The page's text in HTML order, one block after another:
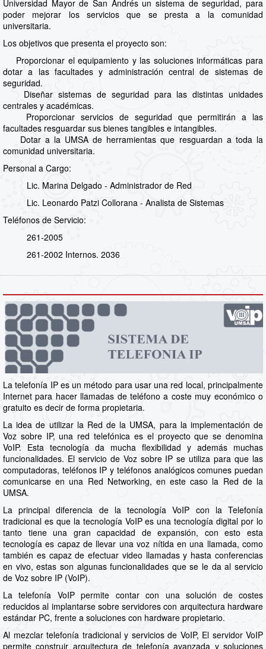
Universidad Mayor de San Andrés un sistema de seguridad, para
poder mejorar los servicios que se presta a la comunidad
universitaria.
Los objetivos que presenta el proyecto son:
Proporcionar el equipamiento y las soluciones informáticas para
dotar a las facultades y administración central de sistemas de
seguridad.
Diseñar sistemas de seguridad para las distintas unidades
centrales y académicas.
Proporcionar servicios de seguridad que permitirán a las
facultades resguardar sus bienes tangibles e intangibles.
Dotar a la UMSA de herramientas que resguardan a toda la
comunidad universitaria.
Personal a Cargo:
Lic. Marina Delgado - Administrador de Red
Lic. Leonardo Patzi Collorana - Analista de Sistemas
Teléfonos de Servicio:
261-2005
261-2002 Internos. 2036
La telefonía IP es un método para usar una red local, principalmente
Internet para hacer llamadas de teléfono a coste muy económico o
gratuito es decir de forma propietaria.
La idea de utilizar la Red de la UMSA, para la implementación de
Voz sobre IP, una red telefónica es el proyecto que se denomina
VoIP. Esta tecnología da mucha flexibilidad y además muchas
funcionalidades. El servicio de Voz sobre IP se utiliza para que las
computadoras, teléfonos IP y teléfonos analógicos comunes puedan
comunicarse en una Red Networking, en este caso la Red de la
UMSA.
La principal diferencia de la tecnología VoIP con la Telefonía
tradicional es que la tecnología VoIP es una tecnología digital por lo
tanto tiene una gran capacidad de expansión, con esto esta
tecnología es capaz de llevar una voz nítida en una llamada, como
también es capaz de efectuar video llamadas y hasta conferencias
en vivo, estas son algunas funcionalidades que se le da al servicio
de Voz sobre IP (VoIP).
La telefonía VoIP permite contar con una solución de costes
reducidos al implantarse sobre servidores con arquitectura hardware
estándar PC, frente a soluciones con hardware propietario.
Al mezclar telefonía tradicional y servicios de VoIP, El servidor VoIP
permite construir arquitectura de telefonía avanzada y soluciones